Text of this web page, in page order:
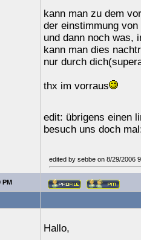
kann man zu dem
der einstimmung von
und dann noch was,
kann man dies
nur durch
thx im vorraus
edit: übrigens einen
besuch uns doch
edited by sebbe on 8/29/2006
PM
Hallo,